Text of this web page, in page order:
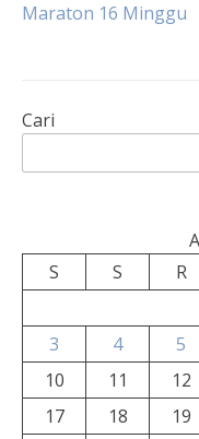
pos
Maraton 16 Minggu
Cari
S
S R
3
4 5
10
11 12
17
18 19